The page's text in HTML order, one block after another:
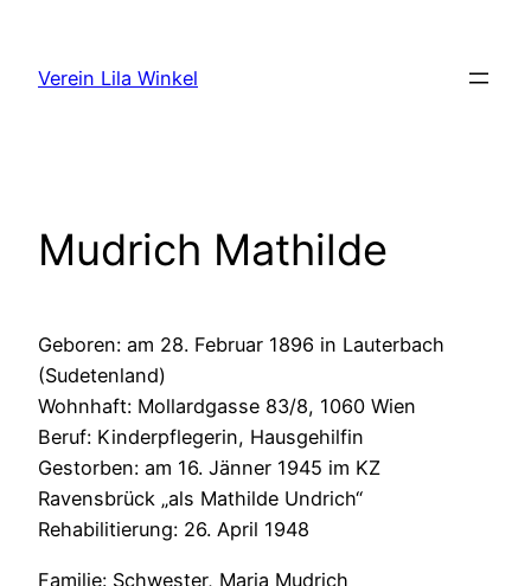
springen
Verein Lila Winkel
Mudrich Mathilde
Geboren: am 28. Februar 1896 in Lauterbach
(Sudetenland)
Wohnhaft: Mollardgasse 83/8, 1060 Wien
Beruf: Kinderpflegerin, Hausgehilfin
Gestorben: am 16. Jänner 1945 im KZ
Ravensbrück „als Mathilde Undrich“
Rehabilitierung: 26. April 1948
Familie: Schwester, Maria Mudrich